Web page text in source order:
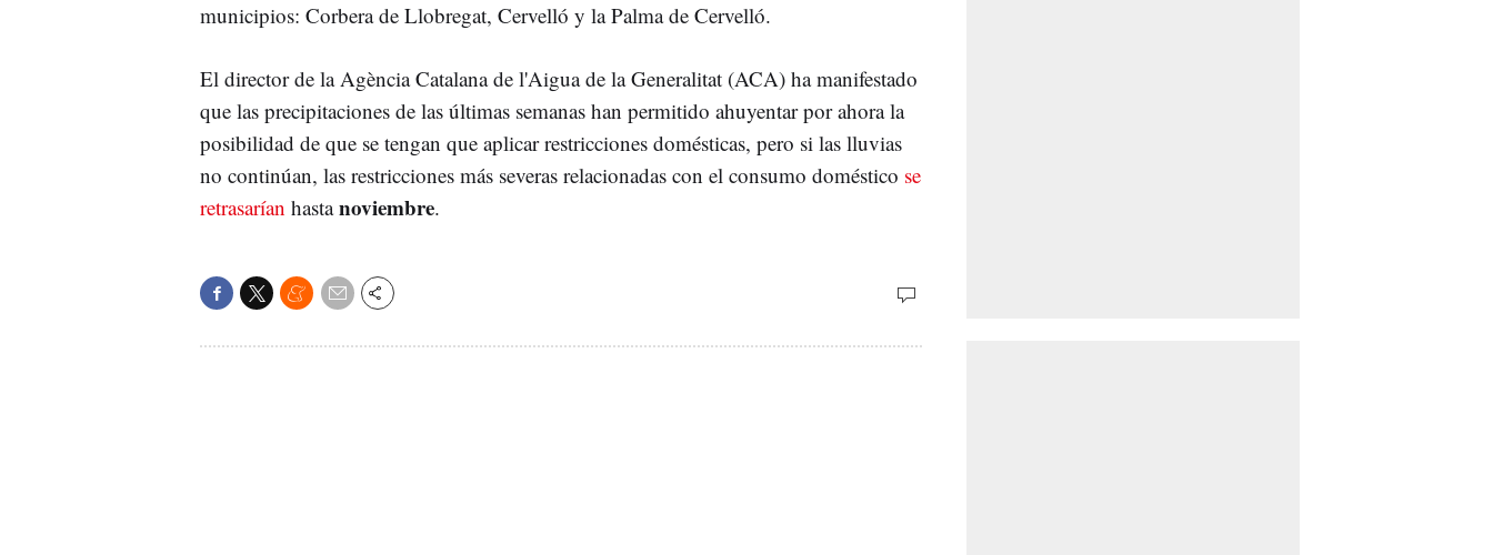
municipios: Corbera de Llobregat, Cervelló y la Palma de Cervelló.
El director de la Agència Catalana de l'Aigua de la Generalitat (ACA) ha manifestado
que las precipitaciones de las últimas semanas han permitido ahuyentar por ahora la
posibilidad de que se tengan que aplicar restricciones domésticas, pero si las lluvias
no continúan, las restricciones más severas relacionadas con el consumo doméstico se
retrasarían hastanoviembre.